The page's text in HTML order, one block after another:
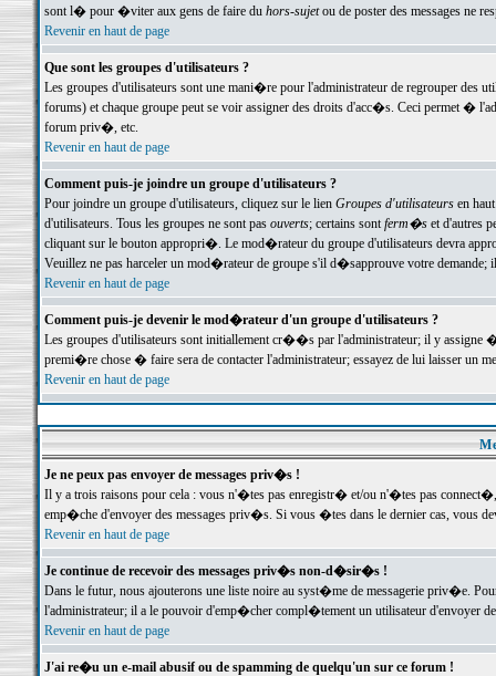
sont l� pour �viter aux gens de faire du hors-sujetou de poster des messages ne
Revenir en haut de page
Que sont les groupes d'utilisateurs ?
Les groupes d'utilisateurs sont une mani�re pour l'administrateur de regrouper des
forums) et chaque groupe peut se voir assigner des droits d'acc�s. Ceci permet
forum priv�, etc.
Revenir en haut de page
Comment puis-je joindre un groupe d'utilisateurs ?
Pour joindre un groupe d'utilisateurs, cliquez sur le lien Groupes d'utilisateursen haut
d'utilisateurs. Tous les groupes ne sont pas ouverts; certains sontferm�set d'autres
cliquant sur le bouton appropri�. Le mod�rateur du groupe d'utilisateurs devra
Veuillez ne pas harceler un mod�rateur de groupe s'il d�sapprouve votre demande;
Revenir en haut de page
Comment puis-je devenir le mod�rateur d'un groupe d'utilisateurs ?
Les groupes d'utilisateurs sont initiallement cr��s par l'administrateur; il y
premi�re chose � faire sera de contacter l'administrateur; essayez de lui laisser un
Revenir en haut de page
Je ne peux pas envoyer de messages priv�s !
Il y a trois raisons pour cela : vous n'�tes pas enregistr� et/ou n'�tes pas
emp�che d'envoyer des messages priv�s. Si vous �tes dans le dernier cas, vous
Revenir en haut de page
Je continue de recevoir des messages priv�s non-d�sir�s !
Dans le futur, nous ajouterons une liste noire au syst�me de messagerie priv�e.
l'administrateur; il a le pouvoir d'emp�cher compl�tement un utilisateur d'envoyer
Revenir en haut de page
J'ai re�u un e-mail abusif ou de spamming de quelqu'un sur ce forum !